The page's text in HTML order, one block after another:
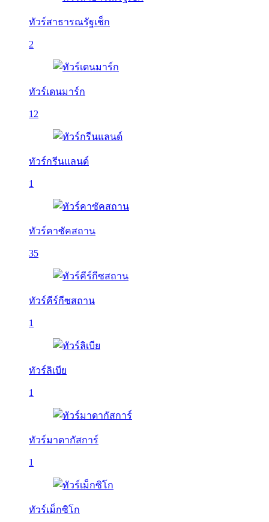
ทัวร์สาธารณรัฐเช็ก
2
ทัวร์เดนมาร์ก
12
ทัวร์กรีนแลนด์
1
ทัวร์คาซัคสถาน
35
ทัวร์คีร์กีซสถาน
1
ทัวร์ลิเบีย
1
ทัวร์มาดากัสการ์
1
ทัวร์เม็กซิโก